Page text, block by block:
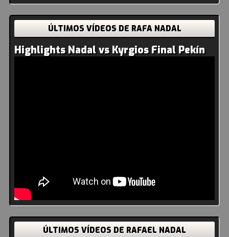
ÚLTIMOS VÍDEOS DE RAFA NADAL
Highlights Nadal vs Kyrgios Final Pekín
ÚLTIMOS VÍDEOS DE RAFAEL NADAL